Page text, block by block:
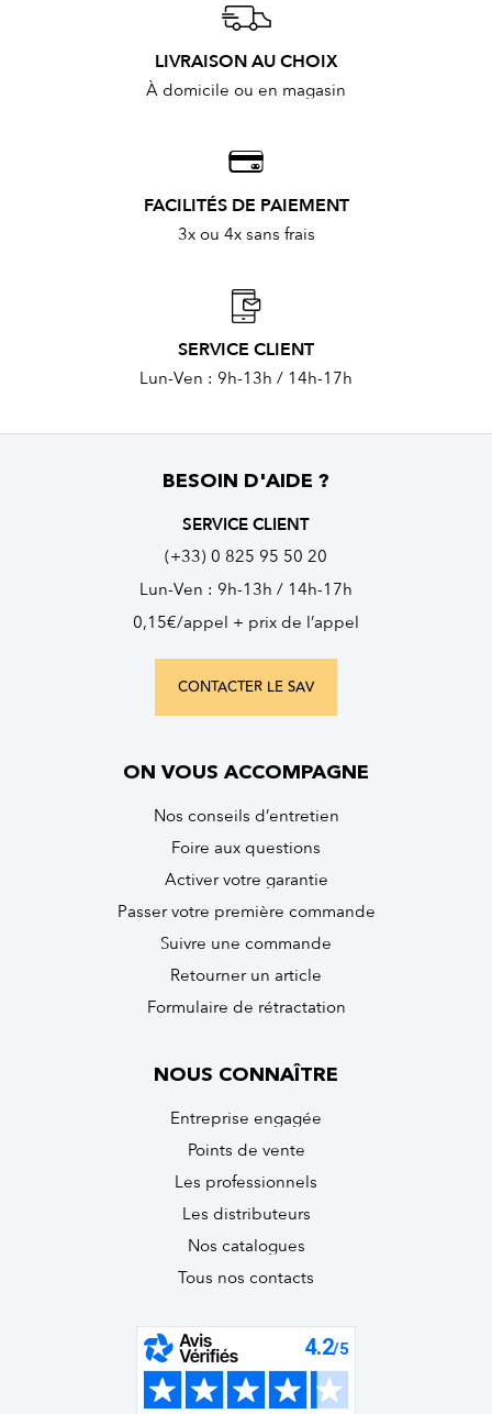
LIVRAISON AU CHOIX
À domicile ou en magasin
FACILITÉS DE PAIEMENT
3x ou 4x sans frais
SERVICE CLIENT
Lun-Ven : 9h-13h / 14h-17h
BESOIN D'AIDE ?
SERVICE CLIENT
(+33) 0 825 95 50 20
Lun-Ven : 9h-13h / 14h-17h
0,15€/appel + prix de l’appel
CONTACTER LE SAV
ON VOUS ACCOMPAGNE
Nos conseils d’entretien
Foire aux questions
Activer votre garantie
Passer votre première commande
Suivre une commande
Retourner un article
Formulaire de rétractation
NOUS CONNAÎTRE
Entreprise engagée
Points de vente
Les professionnels
Les distributeurs
Nos catalogues
Tous nos contacts